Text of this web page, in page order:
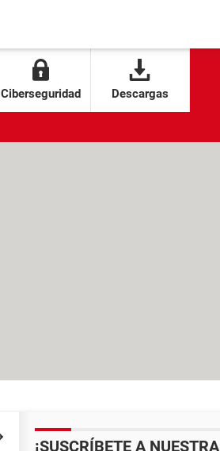
Ciberseguridad Descargas
¡SUSCRÍBETE A NUESTRA